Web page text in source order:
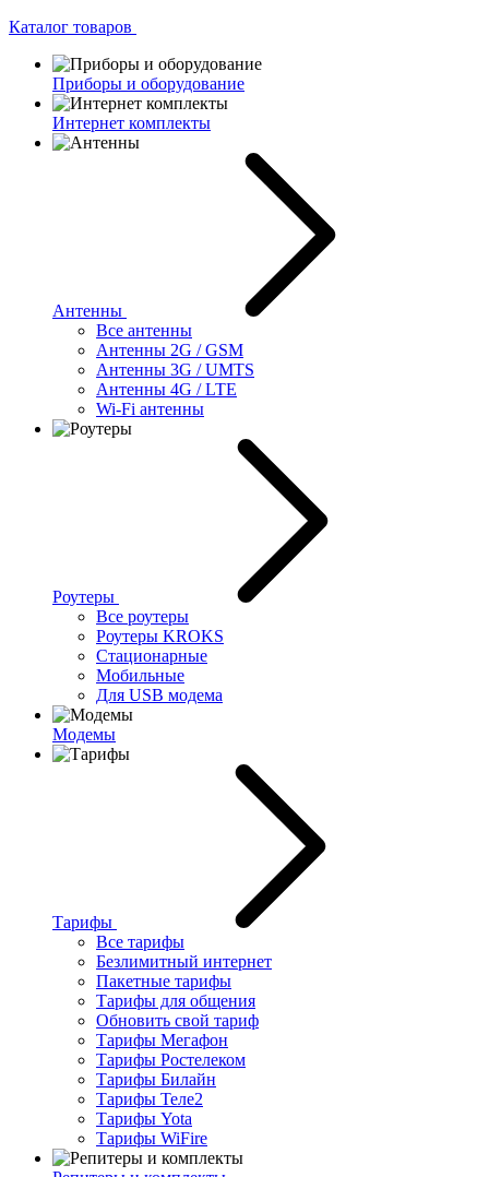
Каталог товаров
Приборы и оборудование
Интернет комплекты
Антенны
Все антенны
Антенны 2G / GSM
Антенны 3G / UMTS
Антенны 4G / LTE
Wi-Fi антенны
Роутеры
Все роутеры
Роутеры KROKS
Стационарные
Мобильные
Для USB модема
Модемы
Тарифы
Все тарифы
Безлимитный интернет
Пакетные тарифы
Тарифы для общения
Обновить свой тариф
Тарифы Мегафон
Тарифы Ростелеком
Тарифы Билайн
Тарифы Теле2
Тарифы Yota
Тарифы WiFire